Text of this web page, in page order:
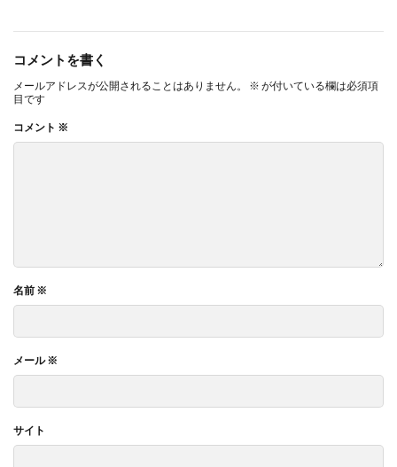
コメントを書く
メールアドレスが公開されることはありません。 ※ が付いている欄は必須項
目です
コメント ※
名前 ※
メール※
サイト